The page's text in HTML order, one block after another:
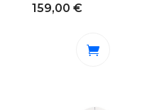
159,00 €